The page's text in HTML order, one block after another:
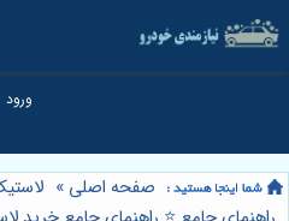
صفحه اصلی »